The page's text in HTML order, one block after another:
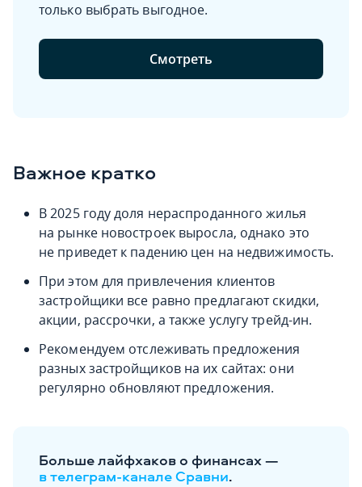
только выбрать выгодное.
Смотреть
Важное кратко
В 2025 году доля нераспроданного жилья
на рынке новостроек выросла, однако это
не приведет к падению цен на недвижимость.
При этом для привлечения клиентов
застройщики все равно предлагают скидки,
акции, рассрочки, а также услугу трейд-ин.
Рекомендуем отслеживать предложения
разных застройщиков на их сайтах: они
регулярно обновляют предложения.
Больше лайфхаков о финансах —
в телеграм-канале Сравни.